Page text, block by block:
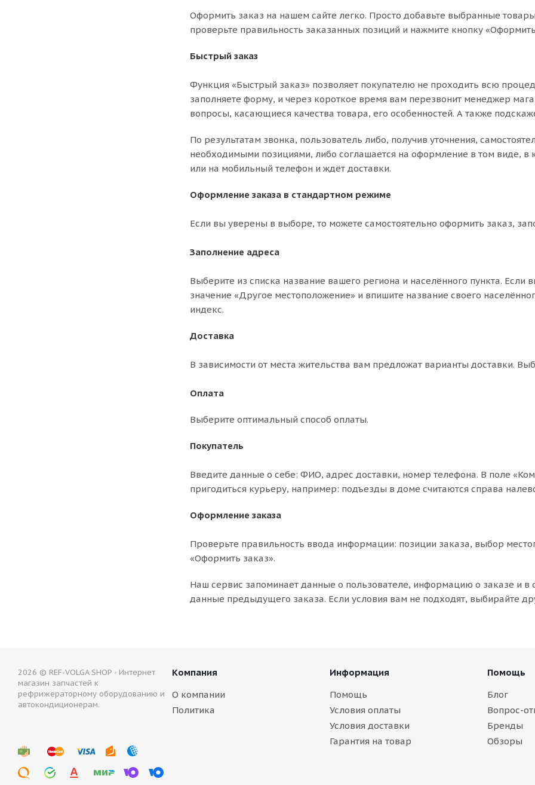
Оформить заказ на нашем сайте легко. Просто добавьте выбранные
проверьте правильность заказанных позиций и нажмите кнопку
Быстрый заказ
Функция «Быстрый заказ» позволяет покупателю не проходить всю
заполняете форму, и через короткое время вам перезвонит менеджер
вопросы, касающиеся качества товара, его особенностей. А также
По результатам звонка, пользователь либо, получив уточнения,
необходимыми позициями, либо соглашается на оформление в том виде, в
или на мобильный телефон и ждёт доставки.
Оформление заказа в стандартном режиме
Если вы уверены в выборе, то можете самостоятельно оформить заказ,
Заполнение адреса
Выберите из списка название вашего региона и населённого пункта.
значение «Другое местоположение» и впишите название своего
индекс.
Доставка
В зависимости от места жительства вам предложат варианты доставки.
Оплата
Выберите оптимальный способ оплаты.
Покупатель
Введите данные о себе: ФИО, адрес доставки, номер телефона. В поле
пригодиться курьеру, например: подъезды в доме считаются справа
Оформление заказа
Проверьте правильность ввода информации: позиции заказа, выбор
«Оформить заказ».
Наш сервис запоминает данные о пользователе, информацию о заказе и
данные предыдущего заказа. Если условия вам не подходят, выбирайте
2026 © REF-VOLGA SHOP - Интернет
магазин запчастей к
рефрижераторному оборудованию и
автокондиционерам.
Компания
О компании
Политика
Информация
Помощь
Условия оплаты
Условия доставки
Гарантия на товар
Помощь
Блог
Вопрос-
Бренды
Обзоры